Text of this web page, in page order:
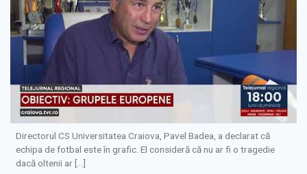
Directorul CS Universitatea Craiova, Pavel Badea, a declarat că
echipa de fotbal este în grafic. El consideră că nu ar fi o tragedie
dacă oltenii ar […]